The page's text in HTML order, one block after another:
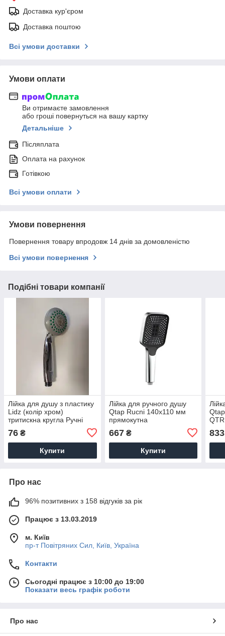
Доставка кур'єром
Доставка поштою
Всі умови доставки
Умови оплати
Ви отримаєте замовлення
або гроші повернуться на вашу картку
Детальніше
Післяплата
Оплата на рахунок
Готівкою
Всі умови оплати
Умови повернення
Повернення товару впродовж 14 днів за домовленістю
Всі умови повернення
Подібні товари компанії
Лійка для душу з пластику
Lidz (колір хром)
тритискна кругла Ручні
76 ₴
Купити
Лійка для ручного душу
Qtap Rucni 140x110 мм
прямокутна
Chrome
667₴
Купити
833
Про нас
96% позитивних з 158 відгуків за рік
Працює з 13.03.2019
м. Київ
пр-т Повiтряних Сил, Київ, Україна
Контакти
Сьогодні працює з 10:00 до 19:00
Показати весь графік роботи
Про нас